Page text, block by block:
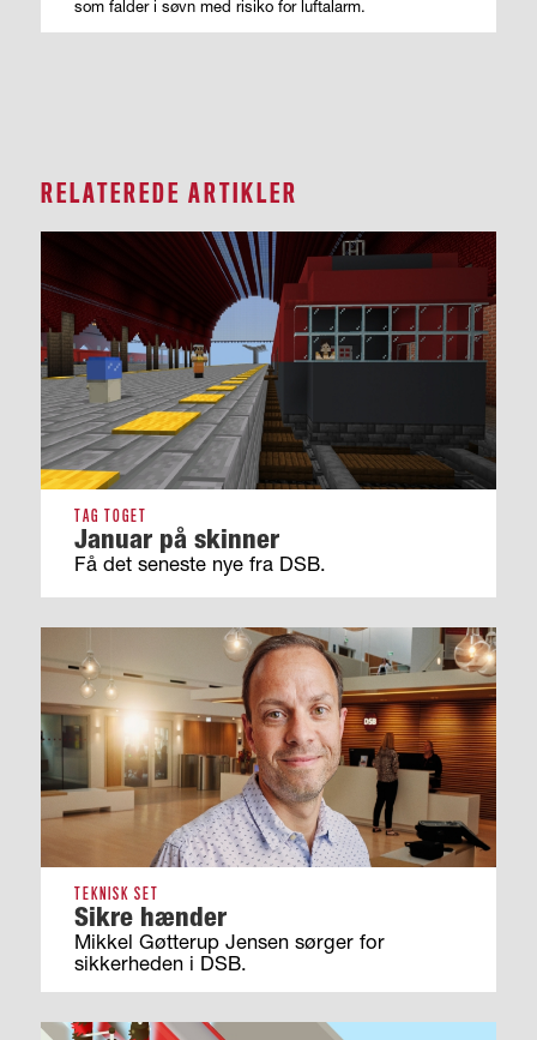
som falder i søvn med risiko for luftalarm.
RELATEREDE ARTIKLER
TAG TOGET
Januar på skinner
Få det seneste nye fra DSB.
TEKNISK SET
Sikre hænder
Mikkel Gøtterup Jensen sørger for
sikkerheden i DSB.